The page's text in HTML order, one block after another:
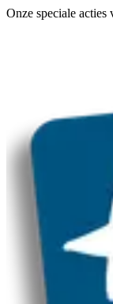
Onze speciale acties